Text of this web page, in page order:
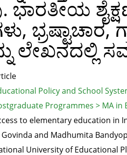
ಲೇಖನದಲ್ಲಿ
Policy and School
Programmes > MA in
to elementary education in
Govinda and Madhumita
University of Educational